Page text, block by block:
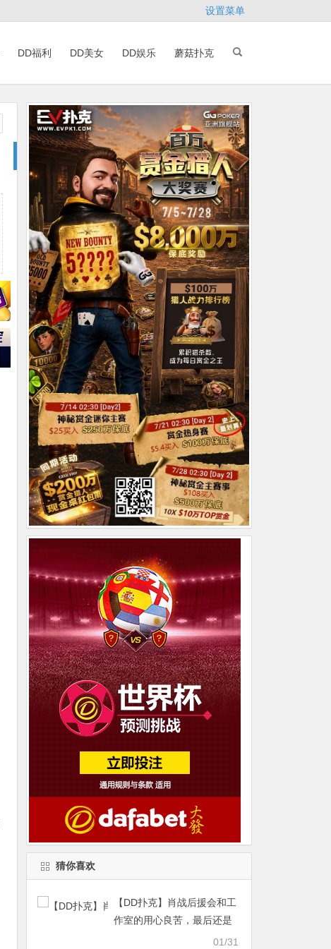
设置菜单
DD福利 DD美女 DD娱乐 蘑菇扑克
猜你喜欢
【DD扑克】肖战后援会和工
作室的用心良苦，最后还是
01/31